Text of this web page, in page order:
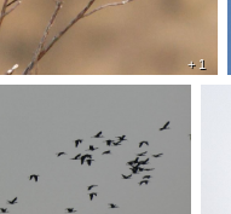
+ 1